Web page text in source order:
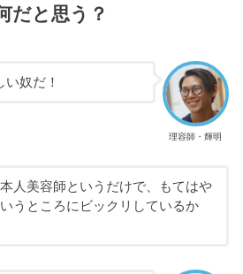
だと思う？
理容師・輝明
奴だ！
人美容師というだけで、もてはや
うところにビックリしているか